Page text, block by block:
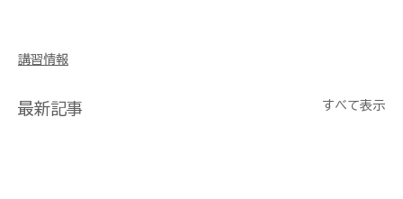
講習情報
最新記事 すべて表示